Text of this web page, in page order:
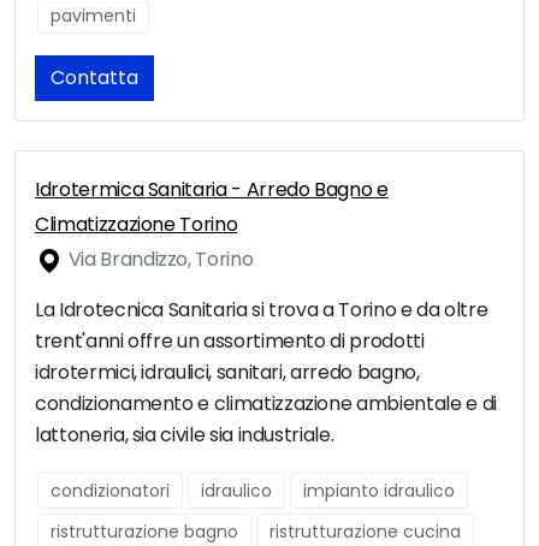
pavimenti
Contatta
Idrotermica Sanitaria - Arredo Bagno e
Climatizzazione Torino
Via Brandizzo, Torino
La Idrotecnica Sanitaria si trova a Torino e da oltre
trent'anni offre un assortimento di prodotti
idrotermici, idraulici, sanitari, arredo bagno,
condizionamento e climatizzazione ambientale e di
lattoneria, sia civile sia industriale.
condizionatori idraulico
impianto idraulico
ristrutturazione bagno
ristrutturazione cucina